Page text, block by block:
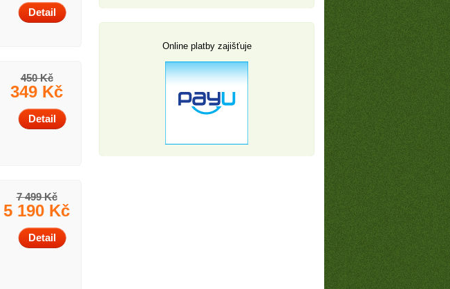
Detail
450 Kč
349 Kč
Detail
7 499 Kč
5 190 Kč
Detail
Online platby zajišťuje